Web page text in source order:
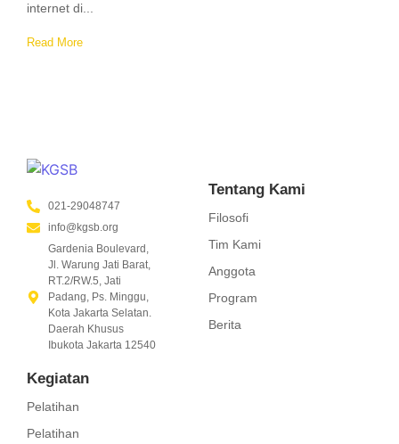
internet di...
Read More
021-29048747
info@kgsb.org
Gardenia Boulevard,
Jl. Warung Jati Barat,
RT.2/RW.5, Jati
Padang, Ps. Minggu,
Kota Jakarta Selatan.
Daerah Khusus
Ibukota Jakarta 12540
Tentang Kami
Filosofi
Tim Kami
Anggota
Program
Berita
Kegiatan
Pelatihan
Pelatihan